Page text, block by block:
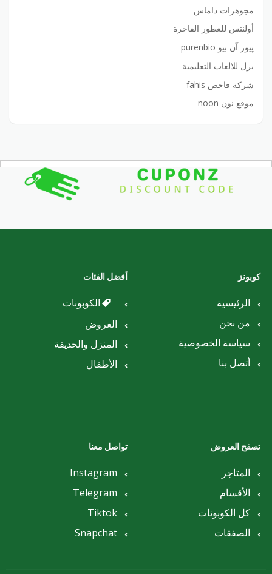
مجوهرات داماس
أولنتس للعطور الفاخرة
پيور آن بيو purenbio
بزل للالعاب التعليمية
شركة فاحص fahis
موقع نون noon
كوبونز
الرئيسية
من نحن
سياسة الخصوصية
أتصل بنا
أفضل الفئات
الكوبونات
العروض
المنزل والحديقة
الأطفال
تصفح العروض
المتاجر
الأقسام
كل الكوبونات
الصفقات
تواصل معنا
Instagram
Telegram
Tiktok
Snapchat